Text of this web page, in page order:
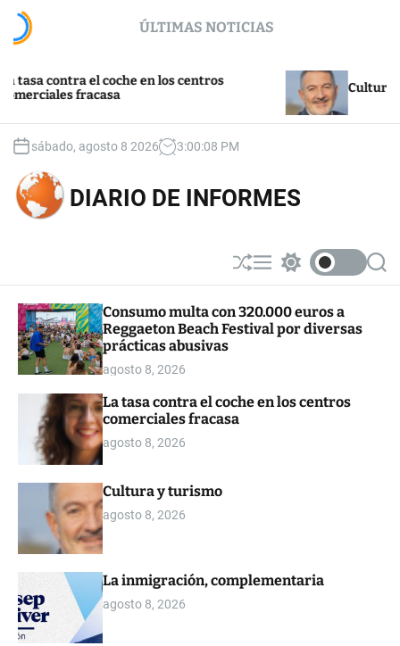
c
ÚLTIMAS NOTICIAS
contra el coche en los centros
fracasa
Cultura y
sábado, agosto 8 2026 3:00:09 PM
DIARIO DE INFORMES
S
h
ff
l
M
e
u
w
t
c
o
S
e
Consumo multa con 320.000 euros a
Reggaeton Beach Festival por diversas
prácticas abusivas
agosto 8, 2026
La tasa contra el coche en los centros
comerciales fracasa
agosto 8, 2026
Cultura y turismo
agosto 8, 2026
La inmigración, complementaria
agosto 8, 2026